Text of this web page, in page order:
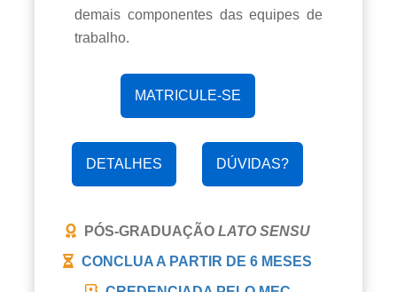
demais componentes das equipes de
trabalho.
MATRICULE-SE
DETALHES DÚVIDAS?
PÓS-GRADUAÇÃO LATO SENSU
CONCLUA A PARTIR DE 6 MESES